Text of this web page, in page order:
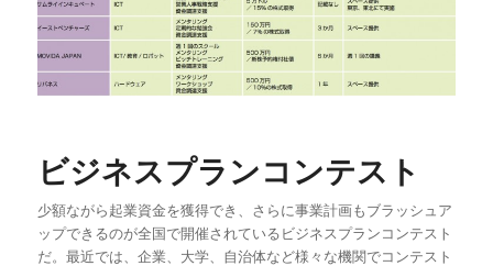
ビジネスプランコンテスト
少額ながら起業資金を獲得でき、さらに事業計画もブラッシュア
ップできるのが全国で開催されているビジネスプランコンテスト
だ。最近では、企業、大学、自治体など様々な機関でコンテスト